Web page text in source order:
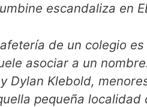
escandaliza en
de un colegio
asociar a un
Dylan Klebold,
pequeña localidad